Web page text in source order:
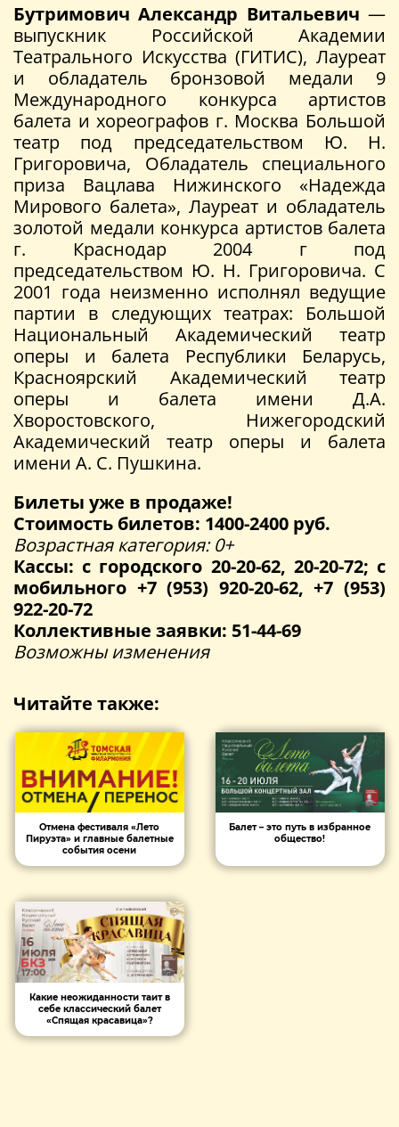
Бутримович Александр Витальевич —
выпускник Российской Академии
Театрального Искусства (ГИТИС), Лауреат
и обладатель бронзовой медали 9
Международного конкурса артистов
балета и хореографов г. Москва Большой
театр под председательством Ю. Н.
Григоровича, Обладатель специального
приза Вацлава Нижинского «Надежда
Мирового балета», Лауреат и обладатель
золотой медали конкурса артистов балета
г. Краснодар 2004 г под
председательством Ю. Н. Григоровича. С
2001 года неизменно исполнял ведущие
партии в следующих театрах: Большой
Национальный Академический театр
оперы и балета Республики Беларусь,
Красноярский Академический театр
оперы и балета имени Д.А.
Хворостовского, Нижегородский
Академический театр оперы и балета
имени А. С. Пушкина.
Билеты уже в продаже!
Стоимость билетов: 1400-2400 руб.
Возрастная категория: 0+
Кассы: с городского 20-20-62, 20-20-72; с
мобильного +7 (953) 920-20-62, +7 (953)
922-20-72
Коллективные заявки: 51-44-69
Возможны изменения
Читайте также:
Отмена фестиваля «Лето
Пируэта» и главные балетные
события осени
Балет – это путь в избранное
общество!
Какие неожиданности таит в
себе классический балет
«Спящая красавица»?